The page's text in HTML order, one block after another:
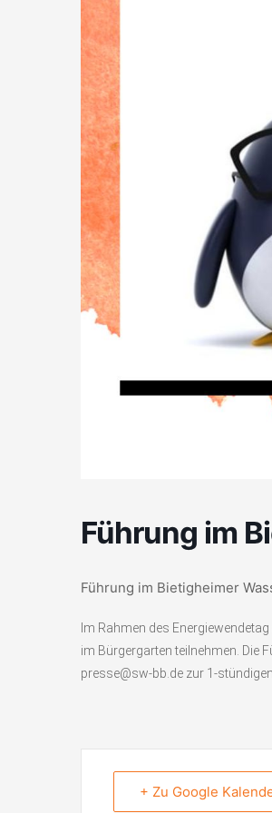
Führung im
Führung im Bietigheimer
Im Rahmen des
im Bürgergarten teilnehmen. Die
presse@sw-bb.de zur 1-
+ Zu Google